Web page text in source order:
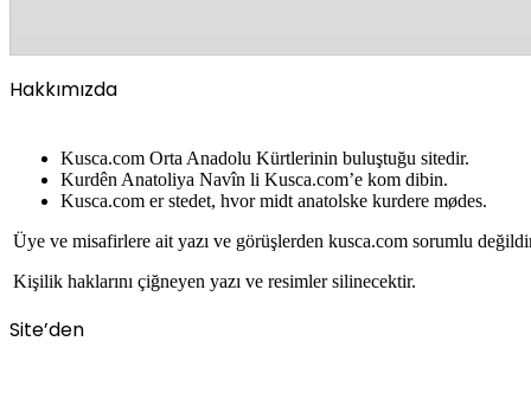
Hakkımızda
Kusca.com Orta Anadolu Kürtlerinin buluştuğu sitedir.
Kurdên Anatoliya Navîn li Kusca.com’e kom dibin.
Kusca.com er stedet, hvor midt anatolske kurdere mødes.
Üye ve misafirlere ait yazı ve görüşlerden kusca.com sorumlu
Kişilik haklarını çiğneyen yazı ve resimler silinecektir.
Site’den